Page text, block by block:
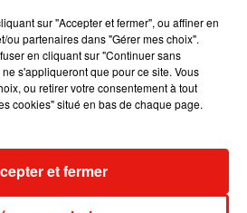
Grande prendra une pause après
mondiale
sur "Accepter et fermer", ou affiner en
ou partenaires dans "Gérer mes choix".
en cliquant sur "Continuer sans
s'appliqueront que pour ce site. Vous
ou retirer votre consentement à tout
cookies" situé en bas de chaque page.
et fermer